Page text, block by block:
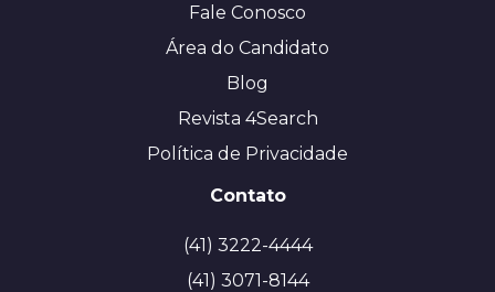
Fale Conosco
Área do Candidato
Blog
Revista 4Search
Política de Privacidade
Contato
(41) 3222-4444
(41) 3071-8144